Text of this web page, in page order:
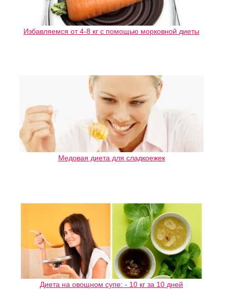
Избавляемся от 4-8 кг с помощью морковной диеты
Медовая диета для сладкоежек
Диета на овощном супе: - 10 кг за 10 дней